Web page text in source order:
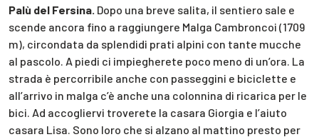
Palù del Fersina. Dopo una breve salita, il sentiero sale e
scende ancora fino a raggiungere Malga Cambroncoi (1709
m), circondata da splendidi prati alpini con tante mucche
al pascolo. A piedi ci impiegherete poco meno di un’ora. La
strada è percorribile anche con passeggini e biciclette e
all’arrivo in malga c’è anche una colonnina di ricarica per le
bici. Ad accogliervi troverete la casara Giorgia e l’aiuto
casara Lisa. Sono loro che si alzano al mattino presto per